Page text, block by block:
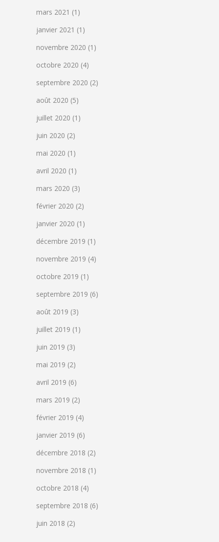
mars 2021 (1)
janvier 2021 (1)
novembre 2020 (1)
octobre 2020 (4)
septembre 2020 (2)
août 2020 (5)
juillet 2020 (1)
juin 2020 (2)
mai 2020 (1)
avril 2020 (1)
mars 2020 (3)
février 2020 (2)
janvier 2020 (1)
décembre 2019 (1)
novembre 2019 (4)
octobre 2019 (1)
septembre 2019 (6)
août 2019 (3)
juillet 2019 (1)
juin 2019 (3)
mai 2019 (2)
avril 2019 (6)
mars 2019 (2)
février 2019 (4)
janvier 2019 (6)
décembre 2018 (2)
novembre 2018 (1)
octobre 2018 (4)
septembre 2018 (6)
juin 2018 (2)